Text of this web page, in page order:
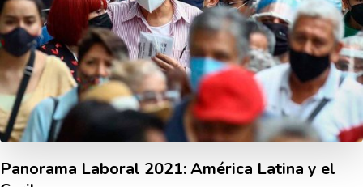
Panorama Laboral 2021: América Latina y el